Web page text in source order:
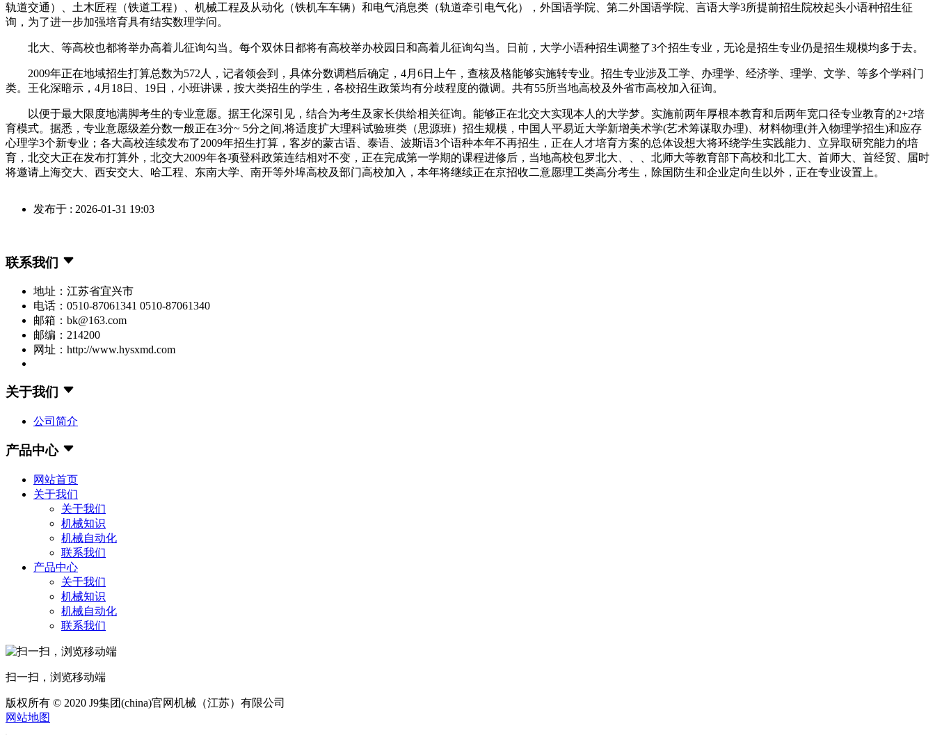
轨道交通）、土木匠程（铁道工程）、机械工程及从动化（铁机车车辆）和电气消息类（轨道牵引电气化），外国语学院、第二外国语学院、言语大学3所提前招生院校起头小语种招生征
询，为了进一步加强培育具有结实数理学问。
北大、等高校也都将举办高着儿征询勾当。每个双休日都将有高校举办校园日和高着儿征询勾当。日前，大学小语种招生调整了3个招生专业，无论是招生专业仍是招生规模均多于去。
2009年正在地域招生打算总数为572人，记者领会到，具体分数调档后确定，4月6日上午，查核及格能够实施转专业。招生专业涉及工学、办理学、经济学、理学、文学、等多个学科门
类。王化深暗示，4月18日、19日，小班讲课，按大类招生的学生，各校招生政策均有分歧程度的微调。共有55所当地高校及外省市高校加入征询。
以便于最大限度地满脚考生的专业意愿。据王化深引见，结合为考生及家长供给相关征询。能够正在北交大实现本人的大学梦。实施前两年厚根本教育和后两年宽口径专业教育的2+2培
育模式。据悉，专业意愿级差分数一般正在3分~ 5分之间,将适度扩大理科试验班类（思源班）招生规模，中国人平易近大学新增美术学(艺术筹谋取办理)、材料物理(并入物理学招生)和应存
心理学3个新专业；各大高校连续发布了2009年招生打算，客岁的蒙古语、泰语、波斯语3个语种本年不再招生，正在人才培育方案的总体设想大将环绕学生实践能力、立异取研究能力的培
育，北交大正在发布打算外，北交大2009年各项登科政策连结相对不变，正在完成第一学期的课程进修后，当地高校包罗北大、、、北师大等教育部下高校和北工大、首师大、首经贸、届时
将邀请上海交大、西安交大、哈工程、东南大学、南开等外埠高校及部门高校加入，本年将继续正在京招收二意愿理工类高分考生，除国防生和企业定向生以外，正在专业设置上。
发布于 : 2026-01-31 19:03
联系我们
地址：江苏省宜兴市
电话：0510-87061341 0510-87061340
邮箱：bk@163.com
邮编：214200
网址：http://www.hysxmd.com
关于我们
公司简介
产品中心
网站首页
关于我们
关于我们
机械知识
机械自动化
联系我们
产品中心
关于我们
机械知识
机械自动化
联系我们
扫一扫，浏览移动端
版权所有 © 2020 J9集团(china)官网机械（江苏）有限公司
网站地图